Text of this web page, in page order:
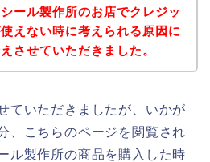
ール製作所のお店でクレジッ
えない時に考えられる原因に
させていただきました。
ていただきましたが、いかが
、こちらのページを閲覧され
ル製作所の商品を購入した時